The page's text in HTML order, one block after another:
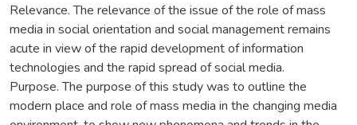
Relevance. The relevance of the issue of the role of mass
media in social orientation and social management remains
acute in view of the rapid development of information
technologies and the rapid spread of social media.
Purpose. The purpose of this study was to outline the
modern place and role of mass media in the changing media